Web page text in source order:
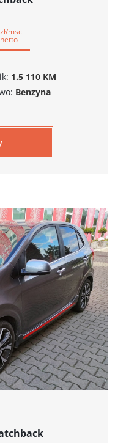
zł/msc
netto
1.5 110 KM
Benzyna